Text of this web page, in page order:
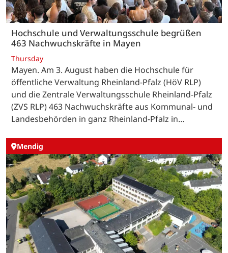
Hochschule und Verwaltungsschule begrüßen
463 Nachwuchskräfte in Mayen
Thursday
Mayen. Am 3. August haben die Hochschule für
öffentliche Verwaltung Rheinland-Pfalz (HöV RLP)
und die Zentrale Verwaltungsschule Rheinland-Pfalz
(ZVS RLP) 463 Nachwuchskräfte aus Kommunal- und
Landesbehörden in ganz Rheinland-Pfalz in…
Mendig